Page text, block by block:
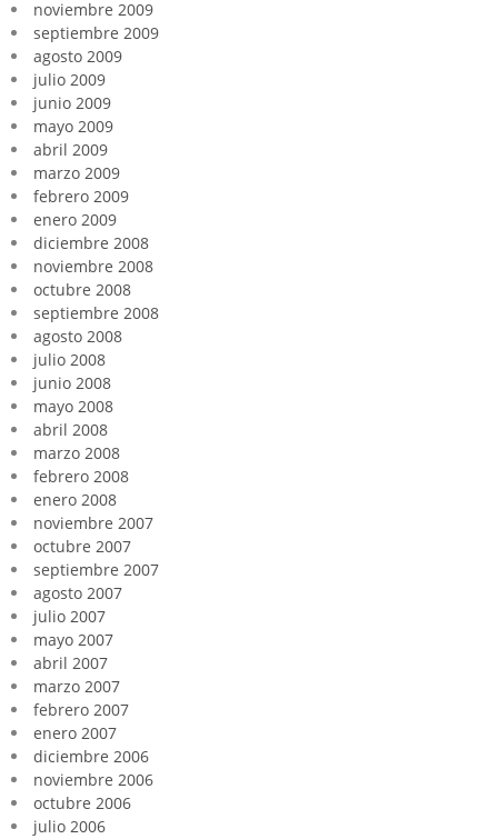
noviembre 2009
septiembre 2009
agosto 2009
julio 2009
junio 2009
mayo 2009
abril 2009
marzo 2009
febrero 2009
enero 2009
diciembre 2008
noviembre 2008
octubre 2008
septiembre 2008
agosto 2008
julio 2008
junio 2008
mayo 2008
abril 2008
marzo 2008
febrero 2008
enero 2008
noviembre 2007
octubre 2007
septiembre 2007
agosto 2007
julio 2007
mayo 2007
abril 2007
marzo 2007
febrero 2007
enero 2007
diciembre 2006
noviembre 2006
octubre 2006
julio 2006